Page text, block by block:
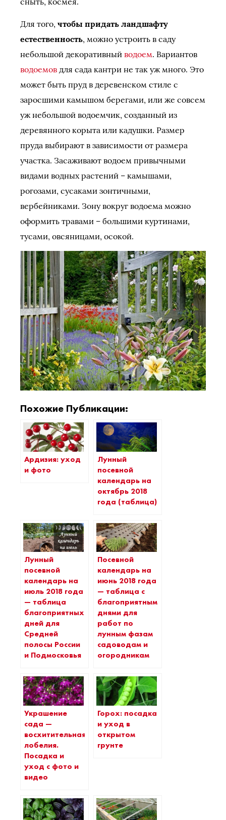
Для того, чтобы придать ландшафту
естественность, можно устроить в саду
небольшой декоративный водоем. Вариантов
водоемов для сада кантри не так уж много. Это
может быть пруд в деревенском стиле с
заросшими камышом берегами, или же совсем
уж небольшой водоемчик, созданный из
деревянного корыта или кадушки. Размер
пруда выбирают в зависимости от размера
участка. Засаживают водоем привычными
видами водных растений – камышами,
рогозами, сусаками зонтичными,
вербейниками. Зону вокруг водоема можно
оформить травами – большими куртинами,
тусами, овсяницами, осокой.
Похожие Публикации:
Ардизия: уход
и фото
Лунный
посевной
календарь на
октябрь 2018
года (таблица)
Лунный
посевной
календарь на
июль 2018 года
— таблица
благоприятных
дней для
Средней
полосы России
и Подмосковья
Посевной
календарь на
июнь 2018 года
— таблица с
благоприятными
днями для
работ по
лунным фазам
садоводам и
огородникам
Украшение
сада —
восхитительная
лобелия.
Посадка и
уход с фото и
видео
Горох: посадка
и уход в
открытом
грунте